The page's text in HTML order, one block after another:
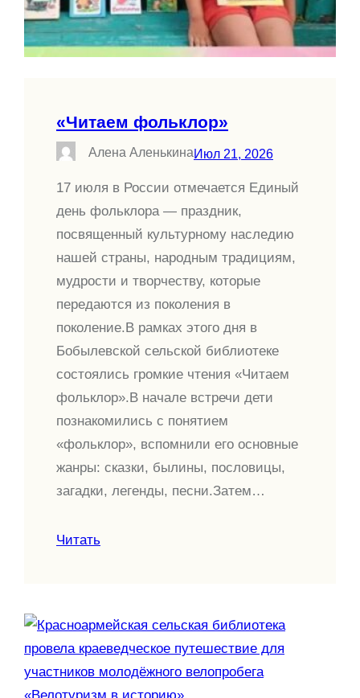
«Читаем фольклор»
Алена АленькинаИюл 21, 2026
17 июля в России отмечается Единый
день фольклора — праздник,
посвященный культурному наследию
нашей страны, народным традициям,
мудрости и творчеству, которые
передаются из поколения в
поколение.В рамках этого дня в
Бобылевской сельской библиотеке
состоялись громкие чтения «Читаем
фольклор».В начале встречи дети
познакомились с понятием
«фольклор», вспомнили его основные
жанры: сказки, былины, пословицы,
загадки, легенды, песни.Затем…
Читать